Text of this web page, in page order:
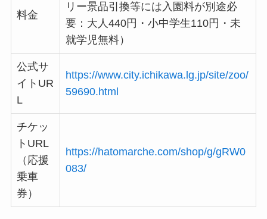
料金
リー景品引換等には入園料が別途必
要：大人440円・小中学生110円・未
就学児無料）
公式サ
イトUR
L
https://www.city.ichikawa.lg.jp/site/zoo/
59690.html
チケッ
トURL
（応援
乗車
券）
https://hatomarche.com/shop/g/gRW0
083/